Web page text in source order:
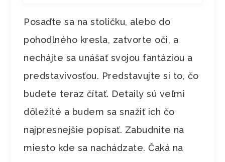
Posaďte sa na stoličku, alebo do
pohodlného kresla, zatvorte oči, a
nechájte sa unášať svojou fantáziou a
predstavivosťou. Predstavujte si to, čo
budete teraz čítať. Detaily sú veľmi
dôležité a budem sa snažiť ich čo
najpresnejšie popísať. Zabudnite na
miesto kde sa nachádzate. Čaká na